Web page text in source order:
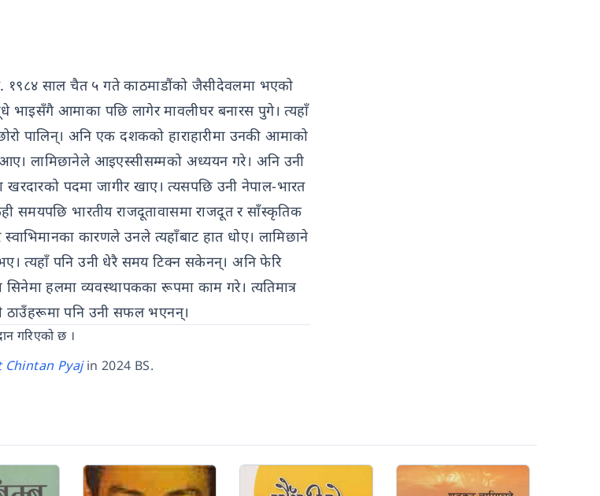
१९८४ साल चैत ५ गते काठमाडौंको जैसीदेवलमा भएको
भाइसँगै आमाका पछि लागेर मावलीघर बनारस पुगे। त्यहाँ
पालिन्। अनि एक दशकको हाराहारीमा उनकी आमाको
आए। लामिछानेले आइएस्सीसम्मको अध्ययन गरे। अनि उनी
खरदारको पदमा जागीर खाए। त्यसपछि उनी नेपाल-भारत
समयपछि भारतीय राजदूतावासमा राजदूत र साँस्कृतिक
कारणले उनले त्यहाँबाट हात धोए। लामिछाने
त्यहाँ पनि उनी धेरै समय टिक्न सकेनन्। अनि फेरि
हलमा व्यवस्थापकका रूपमा काम गरे। त्यतिमात्र
ठाउँहरूमा पनि उनी सफल भएनन्।
गरिएको छ ।
Pyajin 2024 BS.